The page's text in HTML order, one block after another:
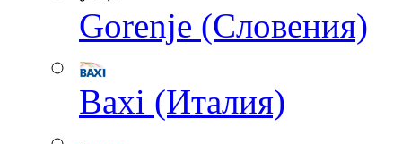
Gorenje (Словения)
Baxi (Италия)